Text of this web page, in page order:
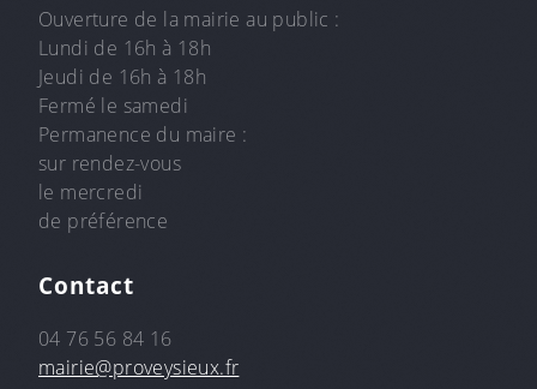
Ouverture de la mairie au public :
Lundi de 16h à 18h
Jeudi de 16h à 18h
Fermé le samedi
Permanence du maire :
sur rendez-vous
le mercredi
de préférence
Contact
04 76 56 84 16
mairie@proveysieux.fr